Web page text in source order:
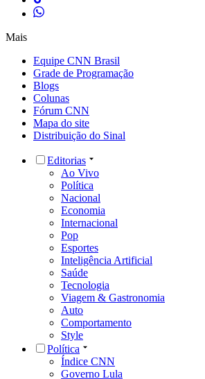
Mais
Equipe CNN Brasil
Grade de Programação
Blogs
Colunas
Fórum CNN
Mapa do site
Distribuição do Sinal
Editorias
Ao Vivo
Política
Nacional
Economia
Internacional
Pop
Esportes
Inteligência Artificial
Saúde
Tecnologia
Viagem & Gastronomia
Auto
Comportamento
Style
Política
Índice CNN
Governo Lula